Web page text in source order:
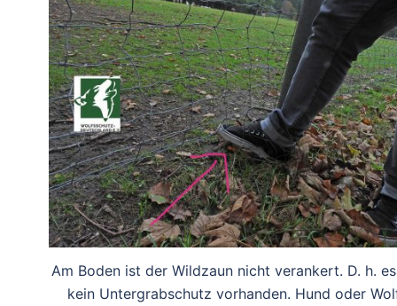
Am Boden ist der Wildzaun nicht verankert. D. h.
kein Untergrabschutz vorhanden. Hund oder